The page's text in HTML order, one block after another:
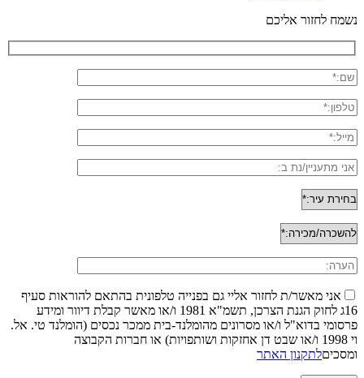
נשמח לחזור אליכם
אני מאשר/ת לחזור אליי גם בפנייה טלפונית בהתאם להוראות סעיף
16ג לחוק הגנת הצרכן, תשמ"א 1981 ו/או מאשר קבלת דיוור ומידע
פרסומי בדוא"ל ו/או מסרונים מהומלנד-בית ממכר נכסים (הומלנד טי. אל.
וי 1998 ו/או שבט דן אחזקות ושותפויות) או חברות הקבוצה
ומסכיםלתקנון האתר